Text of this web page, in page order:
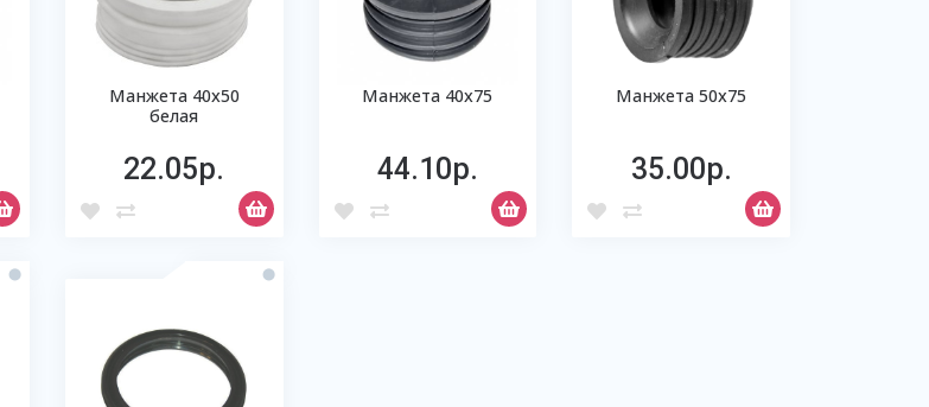
Манжета 40х50
белая
22.05р.
Манжета 40х75
44.10р.
Манжета 50х75
35.00р.